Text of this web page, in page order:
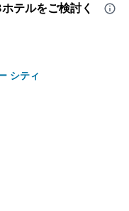
テルをご検討く
シティ